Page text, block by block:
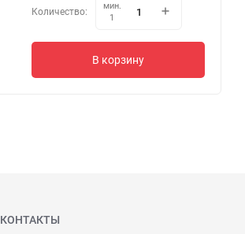
Количество:
мин.
1
В корзину
КОНТАКТЫ